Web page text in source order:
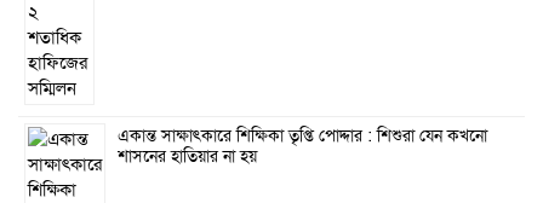
একান্ত সাক্ষাৎকারে শিক্ষিকা তৃপ্তি পোদ্দার : শিশুরা যেন কখনো
শাসনের হাতিয়ার না হয়